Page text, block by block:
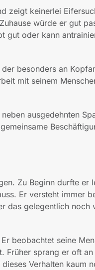
zeigt keinerlei
würde er gut
gut oder kann
besonders an
mit seinem
ausgedehnten
Zu Beginn durfte er
Er versteht immer
das gelegentlich noch
beobachtet seine
sprang er oft
Verhalten kaum